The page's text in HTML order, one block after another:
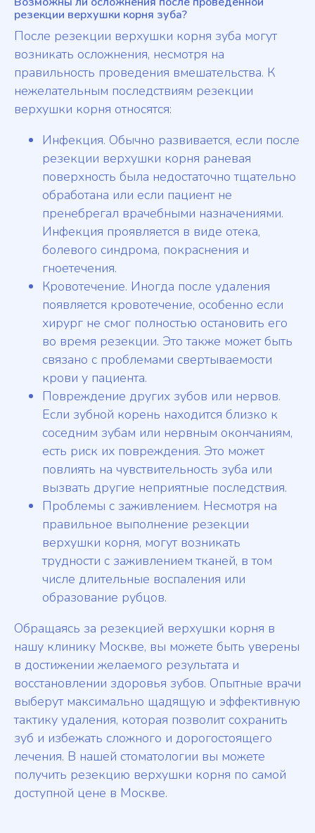
резекции верхушки корня зуба?
После резекции верхушки корня зуба могут
возникать осложнения, несмотря на
правильность проведения вмешательства. К
нежелательным последствиям резекции
верхушки корня относятся:
Инфекция. Обычно развивается, если после
резекции верхушки корня раневая
поверхность была недостаточно тщательно
обработана или если пациент не
пренебрегал врачебными назначениями.
Инфекция проявляется в виде отека,
болевого синдрома, покраснения и
гноетечения.
Кровотечение. Иногда после удаления
появляется кровотечение, особенно если
хирург не смог полностью остановить его
во время резекции. Это также может быть
связано с проблемами свертываемости
крови у пациента.
Повреждение других зубов или нервов.
Если зубной корень находится близко к
соседним зубам или нервным окончаниям,
есть риск их повреждения. Это может
повлиять на чувствительность зуба или
вызвать другие неприятные последствия.
Проблемы с заживлением. Несмотря на
правильное выполнение резекции
верхушки корня, могут возникать
трудности с заживлением тканей, в том
числе длительные воспаления или
образование рубцов.
Обращаясь за резекцией верхушки корня в
нашу клинику Москве, вы можете быть уверены
в достижении желаемого результата и
восстановлении здоровья зубов. Опытные врачи
выберут максимально щадящую и эффективную
тактику удаления, которая позволит сохранить
зуб и избежать сложного и дорогостоящего
лечения. В нашей стоматологии вы можете
получить резекцию верхушки корня по самой
доступной цене в Москве.